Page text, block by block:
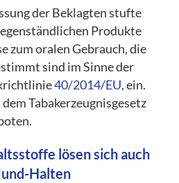
der Beklagten stufte
Produkte
zum oralen Gebrauch, die
sind im Sinne der
40/2014/EU,ein.
Tabakerzeugnisgesetz
lösen sich auch
Halten